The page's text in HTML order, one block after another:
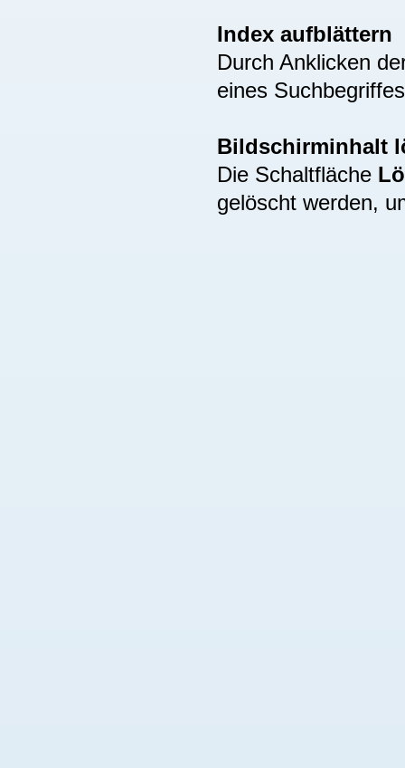
Index aufblättern
Durch Anklicken
eines
Bildschirminhalt
Die Schaltfläche
gelöscht werden,